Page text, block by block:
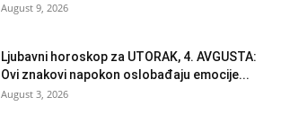
August 9, 2026
Ljubavni horoskop za UTORAK, 4. AVGUSTA:
Ovi znakovi napokon oslobađaju emocije...
August 3, 2026